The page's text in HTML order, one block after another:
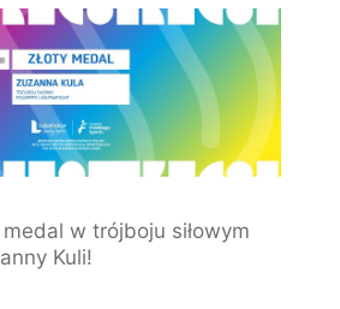
w trójboju siłowym
Kuli!